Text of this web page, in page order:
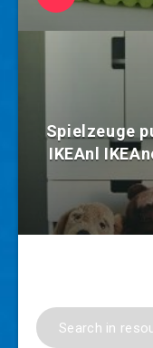
Spielzeuge
IKEAnl